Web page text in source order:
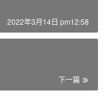
2022年3月14日 pm12:58
下一篇